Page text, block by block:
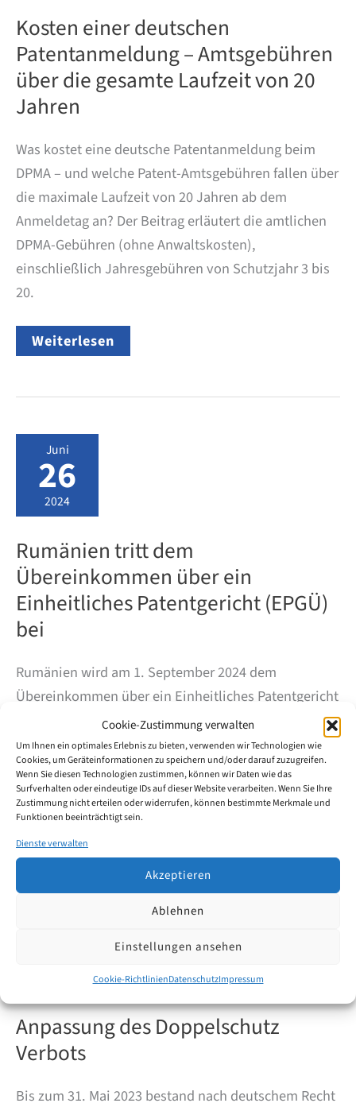
Cookie-Zustimmung verwalten
Um Ihnen ein optimales Erlebnis zu bieten, verwenden wir Technologien wie
Cookies, um Geräteinformationen zu speichern und/oder darauf zuzugreifen.
Wenn Sie diesen Technologien zustimmen, können wir Daten wie das
Surfverhalten oder eindeutige IDs auf dieser Website verarbeiten. Wenn Sie Ihre
Zustimmung nicht erteilen oder widerrufen, können bestimmte Merkmale und
Funktionen beeinträchtigt sein.
Dienste verwalten
Akzeptieren
Ablehnen
Einstellungen ansehen
Cookie-RichtlinienDatenschutzImpressum
Kosten einer deutschen
Patentanmeldung – Amtsgebühren
über die gesamte Laufzeit von 20
Jahren
Was kostet eine deutsche Patentanmeldung beim
DPMA – und welche Patent-Amtsgebühren fallen über
die maximale Laufzeit von 20 Jahren ab dem
Anmeldetag an? Der Beitrag erläutert die amtlichen
DPMA-Gebühren (ohne Anwaltskosten),
einschließlich Jahresgebühren von Schutzjahr 3 bis
20.
Kosten
einer
–
die
gesamte
Laufzeit
von
20
Jahren
Weiterlesen
Juni
26
2024
Rumänien tritt dem
Übereinkommen über ein
Einheitliches Patentgericht (EPGÜ)
bei
Rumänien wird am 1. September 2024 dem
Übereinkommen über ein Einheitliches Patentgericht
(EPGÜ) beitreten. Das Land hat am 31. Mai 2024 seine
Ratifizierungsurkunde hinterlegt und wird somit der
18. Mitgliedstaat, der dem EPGÜ beitritt.
Rumänien
dem
Übereinkommen
Weiterlesen
Anpassung des Doppelschutz
Verbots
Bis zum 31. Mai 2023 bestand nach deutschem Recht